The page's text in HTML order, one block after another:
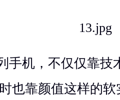
手机，不仅仅靠技
也靠颜值这样的